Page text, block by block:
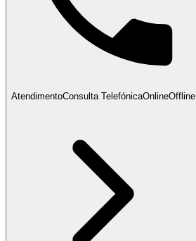
AtendimentoConsulta TelefónicaOnlineOffline